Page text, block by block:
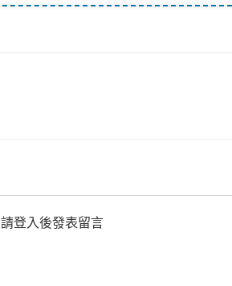
請登入後發表留言